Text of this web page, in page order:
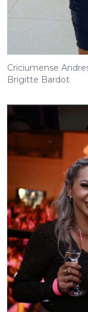
Criciumense
Brigitte Bardot